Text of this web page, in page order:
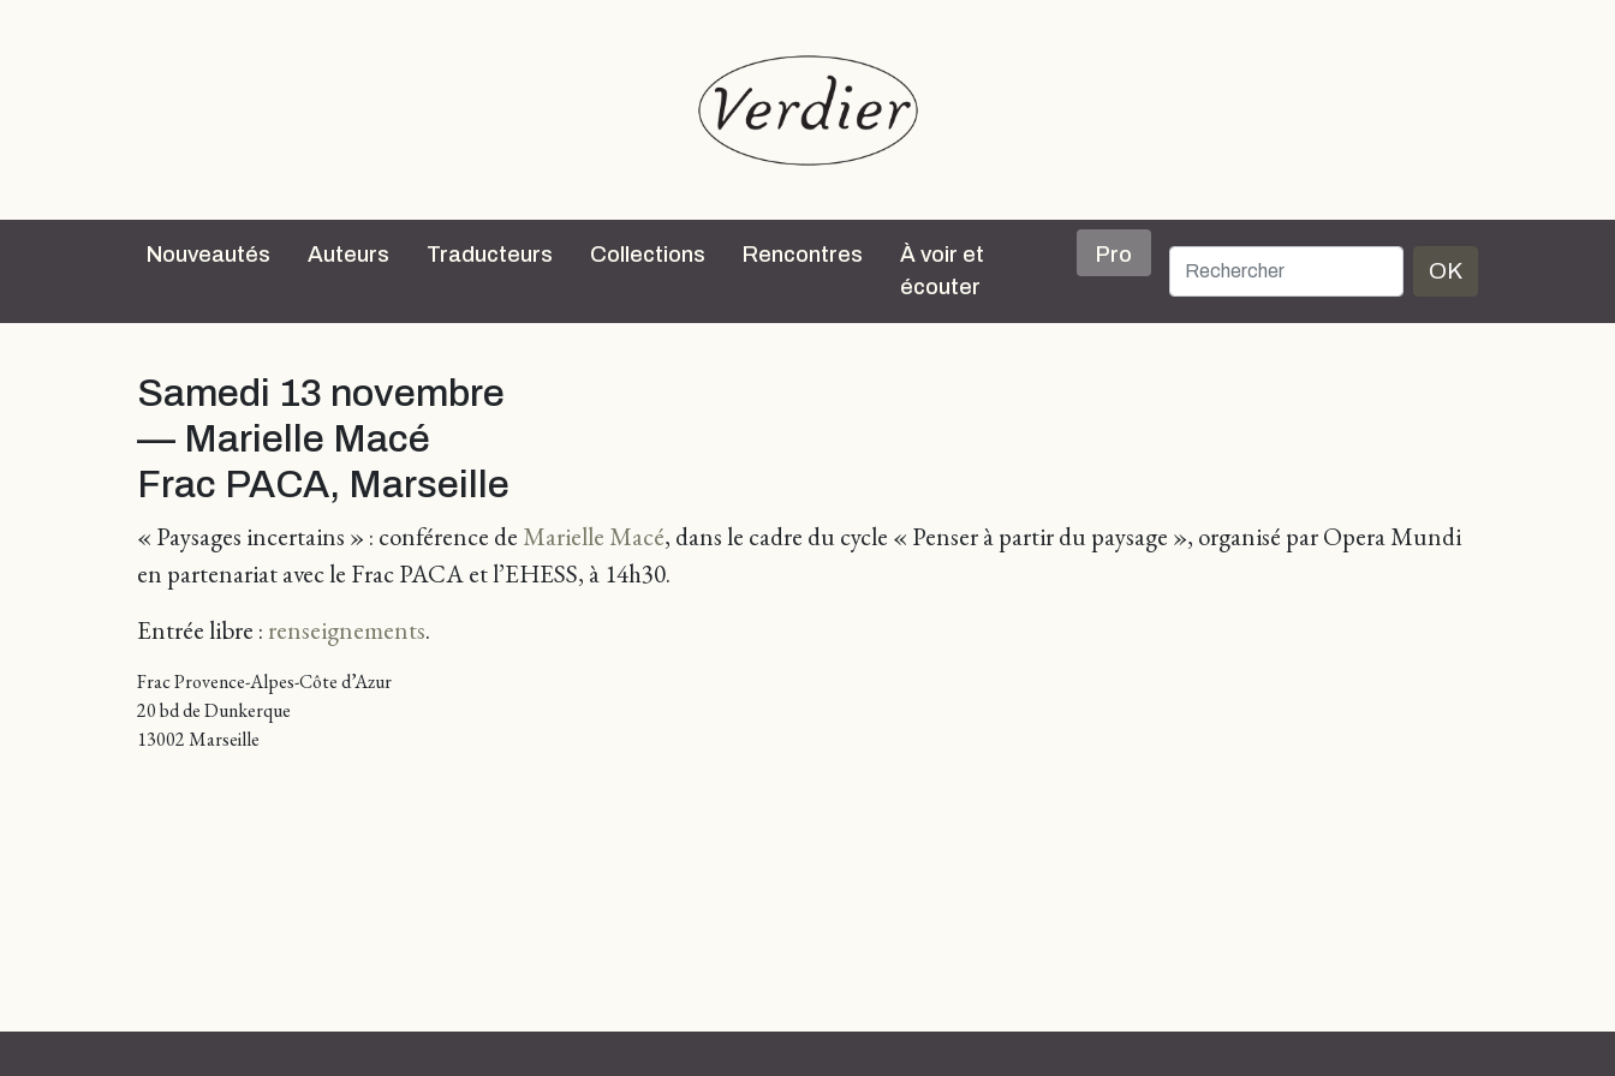
Nouveautés Auteurs Traducteurs Collections Rencontres
À voir et
écouter
Pro
OK
Samedi 13 novembre
— Marielle Macé
Frac PACA, Marseille
« Paysages incertains » : conférence de Marielle Macé, dans le cadre du cycle « Penser à partir du paysage », organisé par Opera Mundi
en partenariat avec le Frac PACA et l’EHESS, à 14h30.
Entrée libre : renseignements.
Frac Provence-Alpes-Côte d’Azur
20 bd de Dunkerque
13002 Marseille